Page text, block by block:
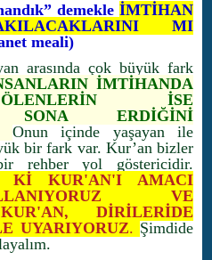
demekle İMTİHAN
MI
meali)
arasında çok büyük fark
İMTİHANDA
İSE
SONA ERDİĞİNİ
Onun içinde yaşayan ile
bir fark var. Kur’an bizler
rehber yol göstericidir.
Kİ KUR'AN'I AMACI
VE
DİRİLERİDE
UYARIYORUZ. Şimdide